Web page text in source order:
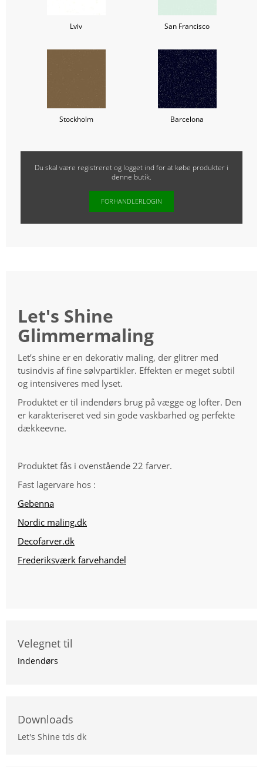
Lviv San Francisco
Stockholm Barcelona
Du skal være registreret og logget ind for at købe produkter i
denne butik.
FORHANDLERLOGIN
Let's Shine
Glimmermaling
Let’s shine er en dekorativ maling, der glitrer med
tusindvis af fine sølvpartikler. Effekten er meget subtil
og intensiveres med lyset.
Produktet er til indendørs brug på vægge og lofter. Den
er karakteriseret ved sin gode vaskbarhed og perfekte
dækkeevne.
Produktet fås i ovenstående 22 farver.
Fast lagervare hos :
Gebenna
Nordic maling.dk
Decofarver.dk
Frederiksværk farvehandel
Velegnet til
Indendørs
Downloads
Let's Shine tds dk